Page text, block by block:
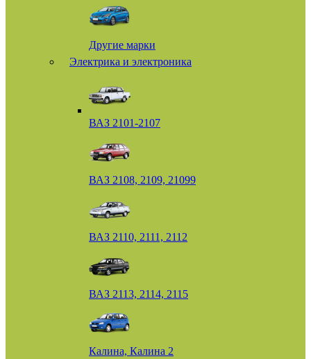
Другие марки
Электрика и электроника
ВАЗ 2101-2107
ВАЗ 2108, 2109, 21099
ВАЗ 2110, 2111, 2112
ВАЗ 2113, 2114, 2115
Калина, Калина 2